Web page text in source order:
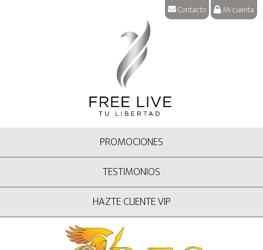
Contacto Mi cuenta
PROMOCIONES
TESTIMONIOS
HAZTE CLIENTE VIP